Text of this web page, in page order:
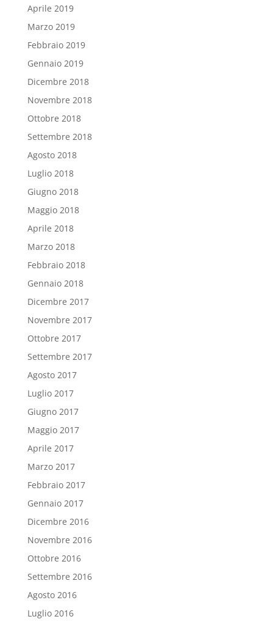
Aprile 2019
Marzo 2019
Febbraio 2019
Gennaio 2019
Dicembre 2018
Novembre 2018
Ottobre 2018
Settembre 2018
Agosto 2018
Luglio 2018
Giugno 2018
Maggio 2018
Aprile 2018
Marzo 2018
Febbraio 2018
Gennaio 2018
Dicembre 2017
Novembre 2017
Ottobre 2017
Settembre 2017
Agosto 2017
Luglio 2017
Giugno 2017
Maggio 2017
Aprile 2017
Marzo 2017
Febbraio 2017
Gennaio 2017
Dicembre 2016
Novembre 2016
Ottobre 2016
Settembre 2016
Agosto 2016
Luglio 2016